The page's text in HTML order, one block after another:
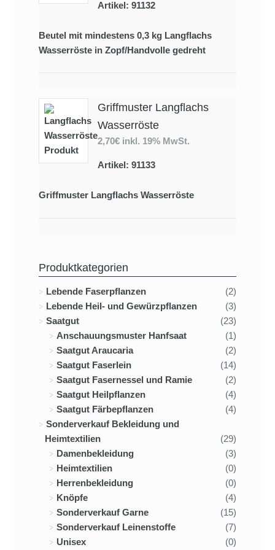
Artikel: 91132
Beutel mit mindestens 0,3 kg Langflachs
Wasserröste in Zopf/Handvolle gedreht
Griffmuster Langflachs
Wasserröste
2,70€ inkl. 19% MwSt.
Artikel: 91133
Griffmuster Langflachs Wasserröste
Produktkategorien
Lebende Faserpflanzen
(2)
Lebende Heil- und Gewürzpflanzen
(3)
Saatgut
(23)
Anschauungsmuster Hanfsaat
(1)
Saatgut Araucaria
(2)
Saatgut Faserlein
(14)
Saatgut Fasernessel und Ramie
(2)
Saatgut Heilpflanzen
(4)
Saatgut Färbepflanzen
(4)
Sonderverkauf Bekleidung und
Heimtextilien
(29)
Damenbekleidung
(3)
Heimtextilien
(0)
Herrenbekleidung
(0)
Knöpfe
(4)
Sonderverkauf Garne
(15)
Sonderverkauf Leinenstoffe
(7)
Unisex
(0)